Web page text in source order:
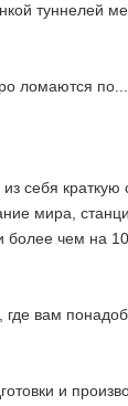
туннелей
ломаются
из себя
мира,
более чем на
вам
и